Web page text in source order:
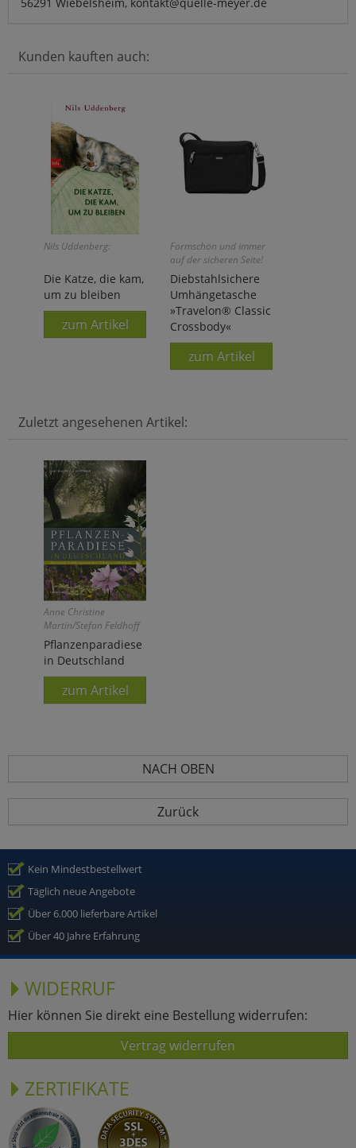
Kunden kauften auch:
Nils Uddenberg:
Die Katze, die kam,
um zu bleiben
zum Artikel
Formschön und immer
auf der sicheren Seite!
Diebstahlsichere
Umhängetasche
»Travelon® Classic
Crossbody«
zum Artikel
Zuletzt angesehenen Artikel:
Anne Christine
Martin/Stefan Feldhoff
Pflanzenparadiese
in Deutschland
zum Artikel
NACH OBEN
Zurück
Kein Mindestbestellwert
Täglich neue Angebote
Über 6.000 lieferbare Artikel
Über 40 Jahre Erfahrung
WIDERRUF
Hier können Sie direkt eine Bestellung widerrufen:
Vertrag widerrufen
ZERTIFIKATE